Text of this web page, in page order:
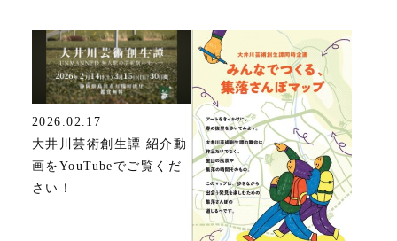
2026.02.17
大井川芸術創生譚 紹介動
画をYouTubeでご覧くだ
さい！